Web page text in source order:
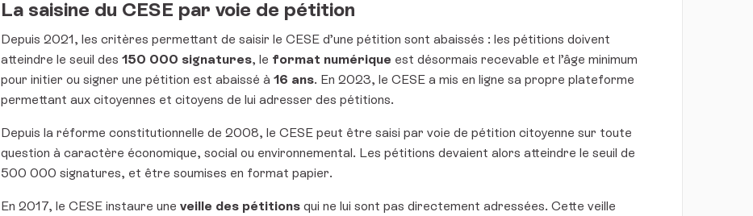
La saisine du CESE par voie de pétition
Depuis 2021, les critères permettant de saisir le CESE d’une pétition sont abaissés : les pétitions doivent
atteindre le seuil des 150 000 signatures, le format numérique est désormais recevable et l’âge minimum
pour initier ou signer une pétition est abaissé à 16 ans. En 2023, le CESE a mis en ligne sa propre plateforme
permettant aux citoyennes et citoyens de lui adresser des pétitions.
Depuis la réforme constitutionnelle de 2008, le CESE peut être saisi par voie de pétition citoyenne sur toute
question à caractère économique, social ou environnemental. Les pétitions devaient alors atteindre le seuil de
500 000 signatures, et être soumises en format papier.
En 2017, le CESE instaure une veille des pétitions qui ne lui sont pas directement adressées. Cette veille